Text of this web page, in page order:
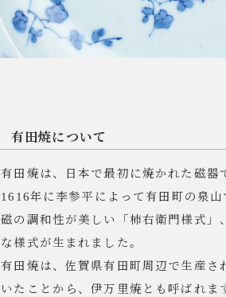
有田焼について
有田焼は、日本で最初に焼かれた磁器
1616年に李参平によって有田町の泉
磁の調和性が美しい「柿右衛門様式」
な様式が生まれました。
有田焼は、佐賀県有田町周辺で生産さ
いたことから、伊万里焼とも呼ばれま
フリーカップ
そば猪口
盃／ぐい呑み
焼酎グラス
楕円型
変形型
ボウル
麺鉢／丼鉢
蓋物
皿型
ティーポット
醤油差し